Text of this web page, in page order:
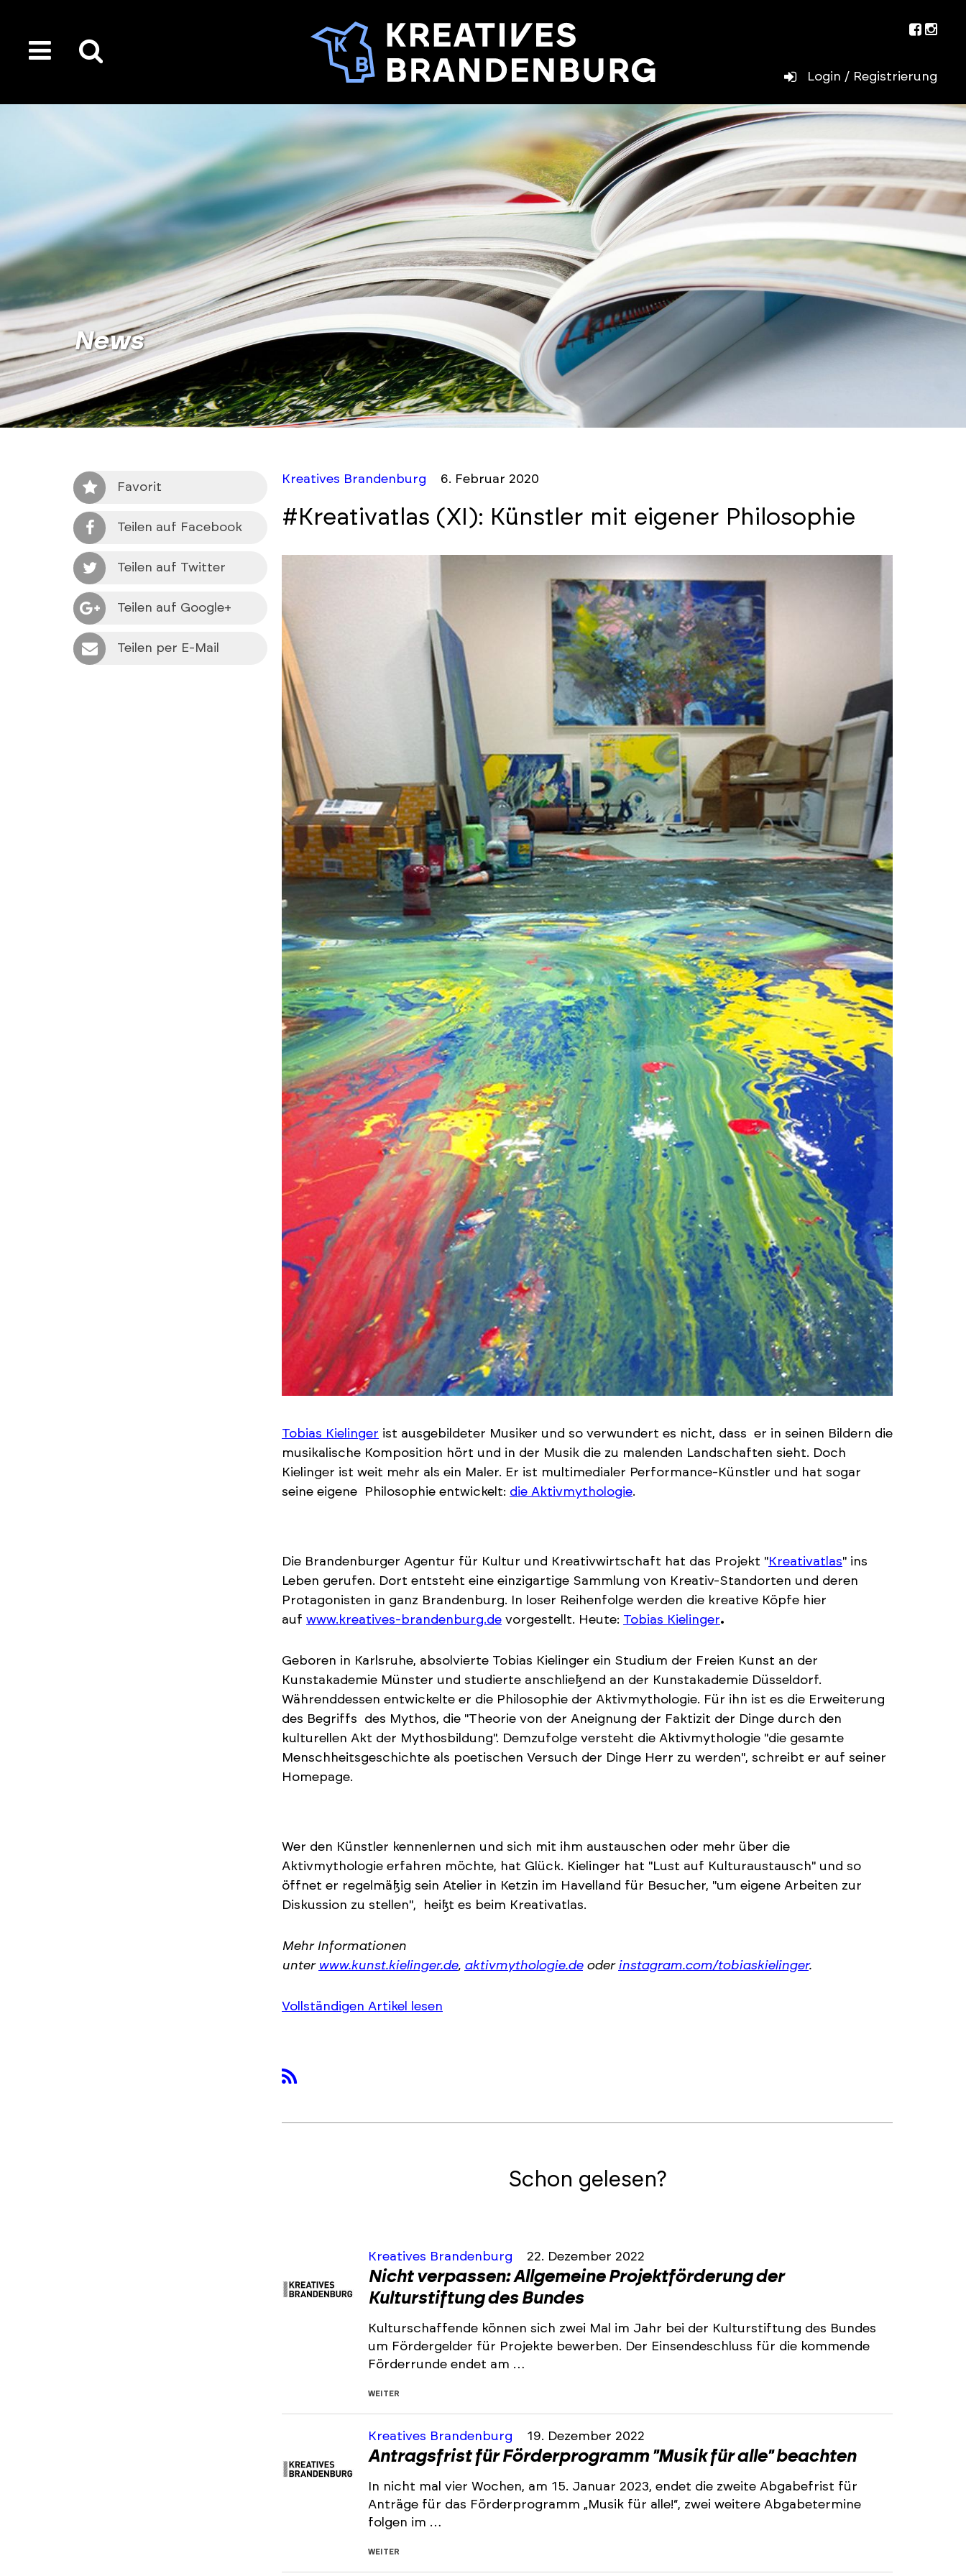
toggle
der
Login / Registrierung
News
Favorit
Teilen auf Facebook
Teilen auf Twitter
Teilen auf Google+
Teilen per E-Mail
Kreatives Brandenburg 6. Februar 2020
#Kreativatlas (XI): Künstler mit eigener Philosophie
Tobias Kielinger ist ausgebildeter Musiker und so verwundert es nicht, dass er in seinen Bildern die
musikalische Komposition hört und in der Musik die zu malenden Landschaften sieht. Doch
Kielinger ist weit mehr als ein Maler. Er ist multimedialer Performance-Künstler und hat sogar
seine eigene Philosophie entwickelt: die Aktivmythologie.
Die Brandenburger Agentur für Kultur und Kreativwirtschaft hat das Projekt "Kreativatlas" ins
Leben gerufen. Dort entsteht eine einzigartige Sammlung von Kreativ-Standorten und deren
Protagonisten in ganz Brandenburg. In loser Reihenfolge werden die kreative Köpfe hier
auf www.kreatives-brandenburg.de vorgestellt. Heute: Tobias Kielinger.
Geboren in Karlsruhe, absolvierte Tobias Kielinger ein Studium der Freien Kunst an der
Kunstakademie Münster und studierte anschließend an der Kunstakademie Düsseldorf.
Währenddessen entwickelte er die Philosophie der Aktivmythologie. Für ihn ist es die Erweiterung
des Begriffs des Mythos, die "Theorie von der Aneignung der Faktizit der Dinge durch den
kulturellen Akt der Mythosbildung". Demzufolge versteht die Aktivmythologie "die gesamte
Menschheitsgeschichte als poetischen Versuch der Dinge Herr zu werden", schreibt er auf seiner
Homepage.
Wer den Künstler kennenlernen und sich mit ihm austauschen oder mehr über die
Aktivmythologie erfahren möchte, hat Glück. Kielinger hat "Lust auf Kulturaustausch" und so
öffnet er regelmäßig sein Atelier in Ketzin im Havelland für Besucher, "um eigene Arbeiten zur
Diskussion zu stellen", heißt es beim Kreativatlas.
Mehr Informationen
unter www.kunst.kielinger.de, aktivmythologie.deoder instagram.com/tobiaskielinger.
Vollständigen Artikel lesen
rss
Schon gelesen?
Kreatives Brandenburg 22. Dezember 2022
Nicht verpassen: Allgemeine Projektförderung der
Kulturstiftung des Bundes
Kulturschaffende können sich zwei Mal im Jahr bei der Kulturstiftung des Bundes
um Fördergelder für Projekte bewerben. Der Einsendeschluss für die kommende
Förderrunde endet am …
WEITER
Kreatives Brandenburg 19. Dezember 2022
Antragsfrist für Förderprogramm "Musik für alle" beachten
In nicht mal vier Wochen, am 15. Januar 2023, endet die zweite Abgabefrist für
Anträge für das Förderprogramm „Musik für alle!“, zwei weitere Abgabetermine
folgen im …
WEITER